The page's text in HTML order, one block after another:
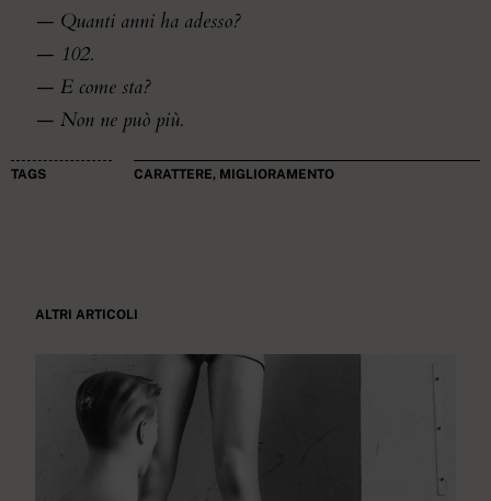
— Quanti anni ha adesso?
— 102.
— E come sta?
— Non ne può più.
TAGS CARATTERE, MIGLIORAMENTO
ALTRI ARTICOLI